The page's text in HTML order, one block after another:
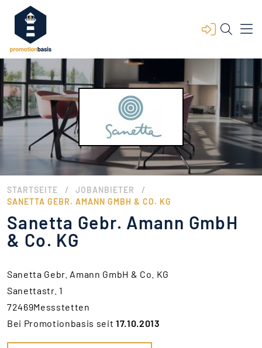
STARTSEITE / JOBANBIETER /
SANETTA GEBR. AMANN GMBH & CO. KG
Sanetta Gebr. Amann GmbH
& Co. KG
Sanetta Gebr. Amann GmbH & Co. KG
Sanettastr. 1
72469Messstetten
Bei Promotionbasis seit17.10.2013